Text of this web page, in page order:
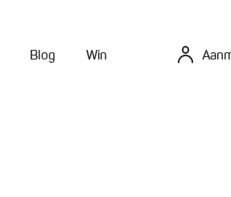
Blog Win